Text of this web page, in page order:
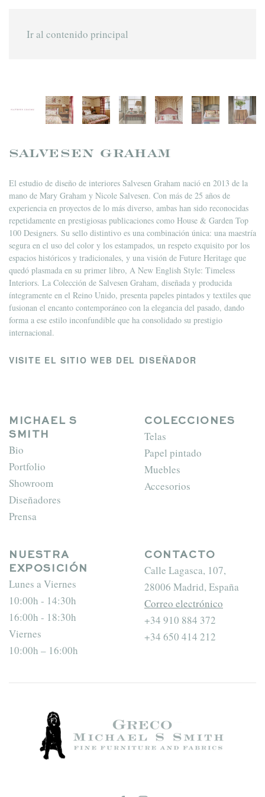
Ir al contenido principal
SALVESEN GRAHAM
El estudio de diseño de interiores Salvesen Graham nació en 2013 de la
mano de Mary Graham y Nicole Salvesen. Con más de 25 años de
experiencia en proyectos de lo más diverso, ambas han sido reconocidas
repetidamente en prestigiosas publicaciones como House & Garden Top
100 Designers. Su sello distintivo es una combinación única: una maestría
segura en el uso del color y los estampados, un respeto exquisito por los
espacios históricos y tradicionales, y una visión de Future Heritage que
quedó plasmada en su primer libro, A New English Style: Timeless
Interiors. La Colección de Salvesen Graham, diseñada y producida
íntegramente en el Reino Unido, presenta papeles pintados y textiles que
fusionan el encanto contemporáneo con la elegancia del pasado, dando
forma a ese estilo inconfundible que ha consolidado su prestigio
internacional.
VISITE EL SITIO WEB DEL DISEÑADOR
MICHAEL S
SMITH
Bio
Portfolio
Showroom
Diseñadores
Prensa
COLECCIONES
Telas
Papel pintado
Muebles
Accesorios
NUESTRA
EXPOSICIÓN
Lunes a Viernes
10:00h - 14:30h
16:00h - 18:30h
Viernes
10:00h – 16:00h
CONTACTO
Calle Lagasca, 107,
28006 Madrid, España
Correo electrónico
+34 910 884 372
+34 650 414 212